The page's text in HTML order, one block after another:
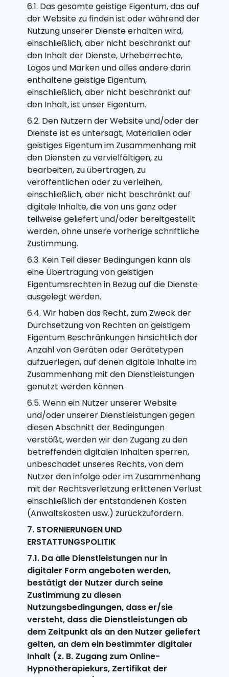
6.1. Das gesamte geistige Eigentum, das auf
der Website zu finden ist oder während der
Nutzung unserer Dienste erhalten wird,
einschließlich, aber nicht beschränkt auf
den Inhalt der Dienste, Urheberrechte,
Logos und Marken und alles andere darin
enthaltene geistige Eigentum,
einschließlich, aber nicht beschränkt auf
den Inhalt, ist unser Eigentum.
6.2. Den Nutzern der Website und/oder der
Dienste ist es untersagt, Materialien oder
geistiges Eigentum im Zusammenhang mit
den Diensten zu vervielfältigen, zu
bearbeiten, zu übertragen, zu
veröffentlichen oder zu verleihen,
einschließlich, aber nicht beschränkt auf
digitale Inhalte, die von uns ganz oder
teilweise geliefert und/oder bereitgestellt
werden, ohne unsere vorherige schriftliche
Zustimmung.
6.3. Kein Teil dieser Bedingungen kann als
eine Übertragung von geistigen
Eigentumsrechten in Bezug auf die Dienste
ausgelegt werden.
6.4. Wir haben das Recht, zum Zweck der
Durchsetzung von Rechten an geistigem
Eigentum Beschränkungen hinsichtlich der
Anzahl von Geräten oder Gerätetypen
aufzuerlegen, auf denen digitale Inhalte im
Zusammenhang mit den Dienstleistungen
genutzt werden können.
6.5. Wenn ein Nutzer unserer Website
und/oder unserer Dienstleistungen gegen
diesen Abschnitt der Bedingungen
verstößt, werden wir den Zugang zu den
betreffenden digitalen Inhalten sperren,
unbeschadet unseres Rechts, von dem
Nutzer den infolge oder im Zusammenhang
mit der Rechtsverletzung erlittenen Verlust
einschließlich der entstandenen Kosten
(Anwaltskosten usw.) zurückzufordern.
7. STORNIERUNGEN UND
ERSTATTUNGSPOLITIK
7.1. Da alle Dienstleistungen nur in
digitaler Form angeboten werden,
bestätigt der Nutzer durch seine
Zustimmung zu diesen
Nutzungsbedingungen, dass er/sie
versteht, dass die Dienstleistungen ab
dem Zeitpunkt als an den Nutzer geliefert
gelten, an dem ein bestimmter digitaler
Inhalt (z. B. Zugang zum Online-
Hypnotherapiekurs, Zertifikat der